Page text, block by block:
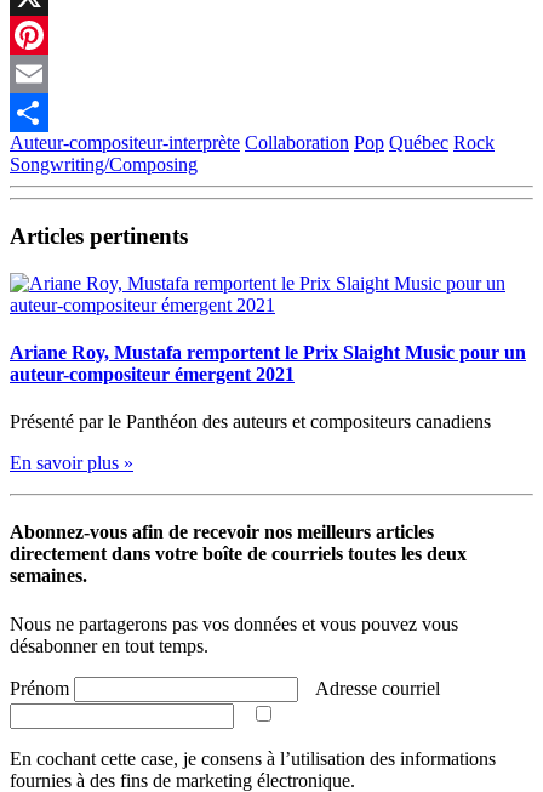
X
Pinterest
Email
Partager
Auteur-compositeur-interprète Collaboration Pop Québec Rock
Songwriting/Composing
Articles pertinents
Ariane Roy, Mustafa remportent le Prix Slaight Music pour un
auteur-compositeur émergent 2021
Présenté par le Panthéon des auteurs et compositeurs canadiens
En savoir plus »
Abonnez-vous afin de recevoir nos meilleurs articles
directement dans votre boîte de courriels toutes les deux
semaines.
Nous ne partagerons pas vos données et vous pouvez vous
désabonner en tout temps.
Prénom Adresse courriel
En cochant cette case, je consens à l’utilisation des informations
fournies à des fins de marketing électronique.